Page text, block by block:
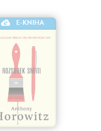
E-KNIHA